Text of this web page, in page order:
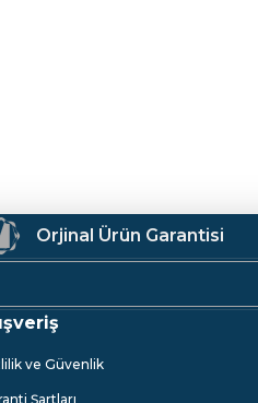
Orjinal Ürün Garantisi
ve Güvenlik
Şartları